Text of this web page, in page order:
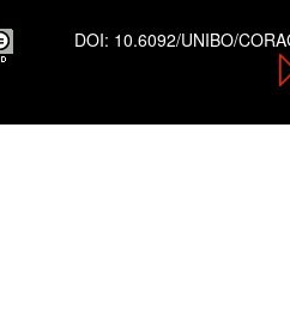
DOI: 10.6092/UNIBO/